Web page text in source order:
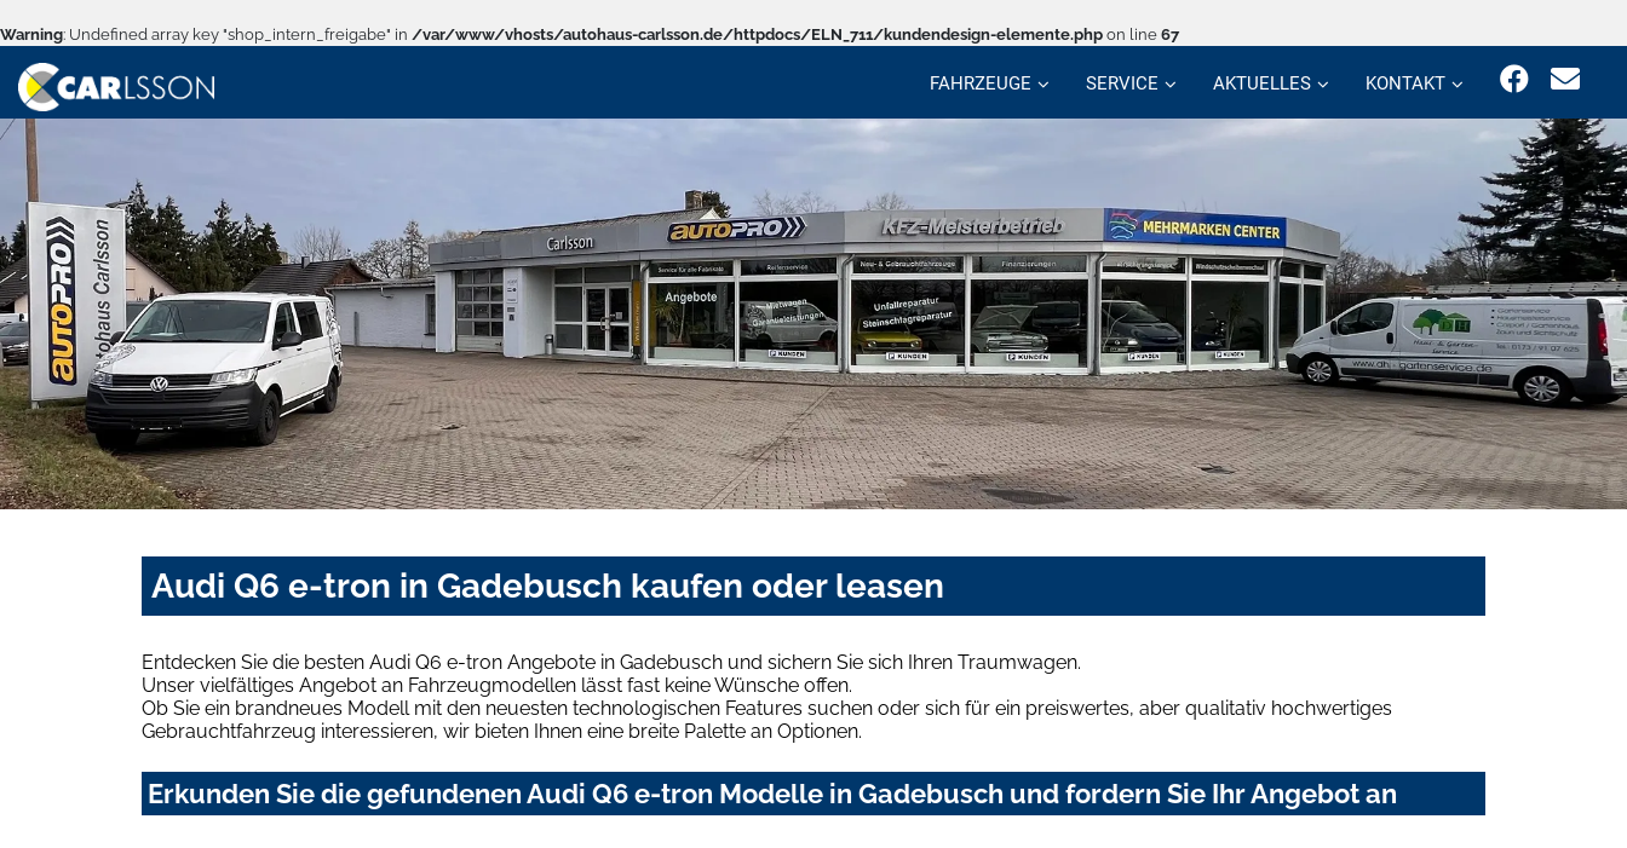
Warning: Undefined array key "shop_intern_freigabe" in /var/www/vhosts/autohaus-carlsson.de/httpdocs/ELN_711/kundendesign-elemente.php on line 67
FAHRZEUGE SERVICE AKTUELLES KONTAKT
Audi Q6 e-tron in Gadebusch kaufen oder leasen
Entdecken Sie die besten Audi Q6 e-tron Angebote in Gadebusch und sichern Sie sich Ihren Traumwagen.
Unser vielfältiges Angebot an Fahrzeugmodellen lässt fast keine Wünsche offen.
Ob Sie ein brandneues Modell mit den neuesten technologischen Features suchen oder sich für ein preiswertes, aber qualitativ hochwertiges
Gebrauchtfahrzeug interessieren, wir bieten Ihnen eine breite Palette an Optionen.
Erkunden Sie die gefundenen Audi Q6 e-tron Modelle in Gadebusch und fordern Sie Ihr Angebot an